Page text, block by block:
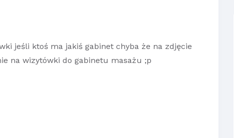
jeśli ktoś ma jakiś gabinet chyba że na zdjęcie
na wizytówki do gabinetu masażu ;p